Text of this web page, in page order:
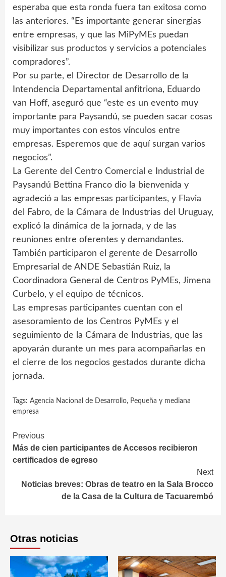
esperaba que esta ronda fuera tan exitosa como
las anteriores. “Es importante generar sinergias
entre empresas, y que las MiPyMEs puedan
visibilizar sus productos y servicios a potenciales
compradores”.
Por su parte, el Director de Desarrollo de la
Intendencia Departamental anfitriona, Eduardo
van Hoff, aseguró que “este es un evento muy
importante para Paysandú, se pueden sacar cosas
muy importantes con estos vínculos entre
empresas. Esperemos que de aquí surgan varios
negocios”.
La Gerente del Centro Comercial e Industrial de
Paysandú Bettina Franco dio la bienvenida y
agradeció a las empresas participantes, y Flavia
del Fabro, de la Cámara de Industrias del Uruguay,
explicó la dinámica de la jornada, y de las
reuniones entre oferentes y demandantes.
También participaron el gerente de Desarrollo
Empresarial de ANDE Sebastián Ruiz, la
Coordinadora General de Centros PyMEs, Jimena
Curbelo, y el equipo de técnicos.
Las empresas participantes cuentan con el
asesoramiento de los Centros PyMEs y el
seguimiento de la Cámara de Industrias, que las
apoyarán durante un mes para acompañarlas en
el cierre de los negocios gestados durante dicha
jornada.
Tags: Agencia Nacional de Desarrollo, Pequeña y mediana
empresa
Continue
Reading
Previous
Más de cien participantes de Accesos recibieron
certificados de egreso
Next
Noticias breves: Obras de teatro en la Sala Brocco
de la Casa de la Cultura de Tacuarembó
Otras noticias